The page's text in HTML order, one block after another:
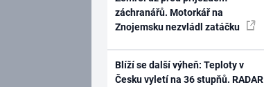
záchranářů. Motorkář na
Znojemsku nezvládl zatáčku
Blíží se další výheň: Teploty v
Česku vyletí na 36 stupňů. RADAR